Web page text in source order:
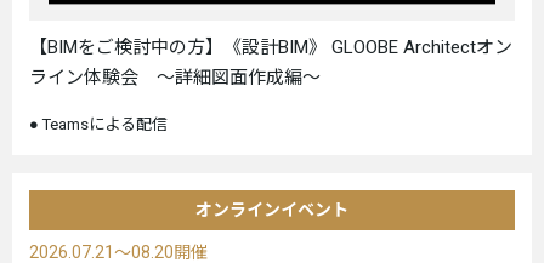
【BIMをご検討中の方】《設計BIM》 GLOOBE Architectオン
ライン体験会 ～詳細図面作成編～
Teamsによる配信
オンラインイベント
2026.07.21～08.20開催